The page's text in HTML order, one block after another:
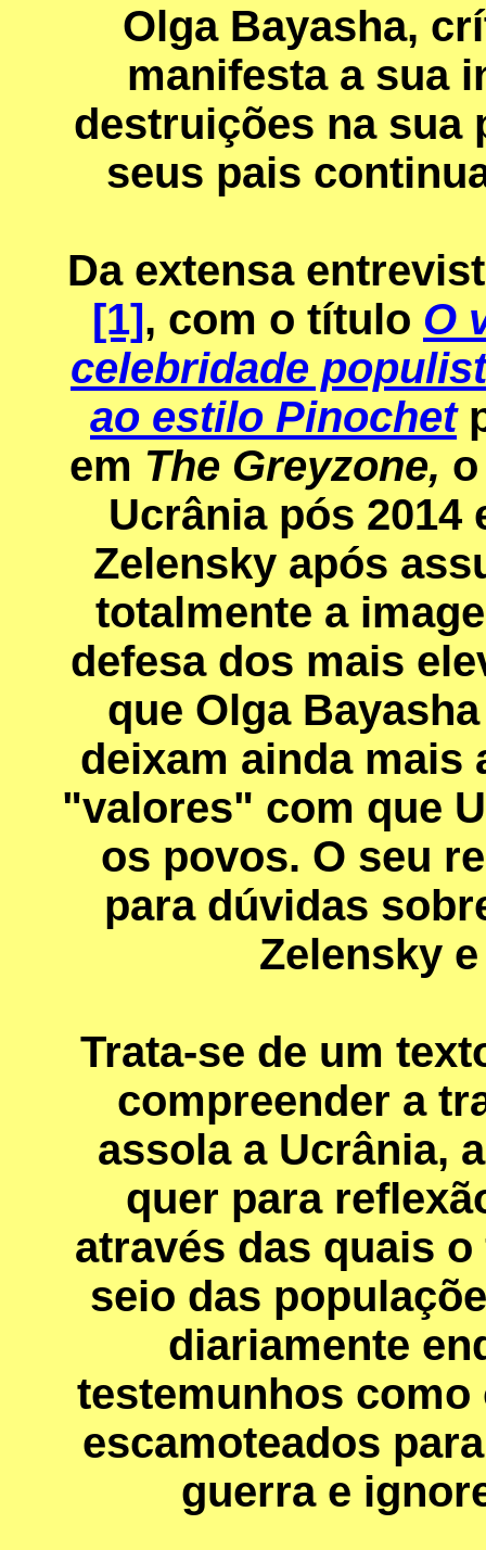
Olga Bayasha,
manifesta a sua
destruições na sua
seus pais
Da extensa
[1], com o título O
celebridade
ao estilo Pinochet
em The Greyzone,
Ucrânia pós
Zelensky após
totalmente a
defesa dos mais
que Olga
deixam ainda mais
"valores" com que
os povos. O seu
para dúvidas
Zelensky
Trata-se de um
compreender a
assola a Ucrânia,
quer para
através das quais
seio das
diariamente
testemunhos como
escamoteados
guerra e